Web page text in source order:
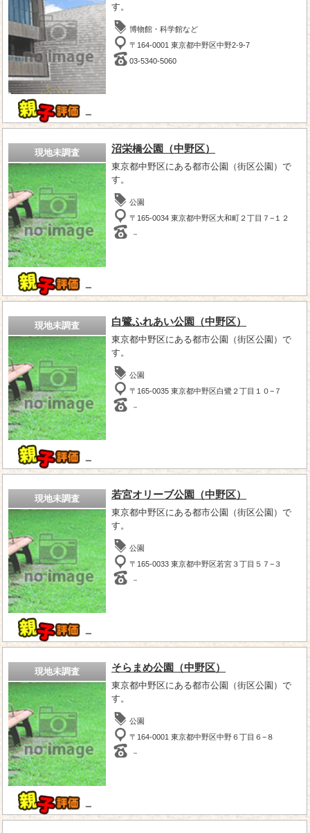
－
す。
博物館・科学館など
〒164-0001 東京都中野区中野2-9-7
03-5340-5060
現地未調査
－
沼栄橋公園（中野区）
東京都中野区にある都市公園（街区公園）で
す。
公園
〒165-0034 東京都中野区大和町２丁目７−１２
－
現地未調査
－
白鷺ふれあい公園（中野区）
東京都中野区にある都市公園（街区公園）で
す。
公園
〒165-0035 東京都中野区白鷺２丁目１０−７
－
現地未調査
－
若宮オリーブ公園（中野区）
東京都中野区にある都市公園（街区公園）で
す。
公園
〒165-0033 東京都中野区若宮３丁目５７−３
－
現地未調査
－
そらまめ公園（中野区）
東京都中野区にある都市公園（街区公園）で
す。
公園
〒164-0001 東京都中野区中野６丁目６−８
－